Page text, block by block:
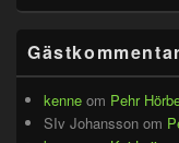
kenne om Pehr
SIv Johansson om